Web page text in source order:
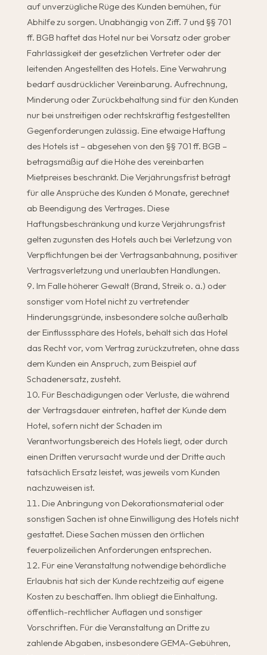
auf unverzügliche Rüge des Kunden bemühen, für
Abhilfe zu sorgen. Unabhängig von Ziff. 7 und §§ 701
ff. BGB haftet das Hotel nur bei Vorsatz oder grober
Fahrlässigkeit der gesetzlichen Vertreter oder der
leitenden Angestellten des Hotels. Eine Verwahrung
bedarf ausdrücklicher Vereinbarung. Aufrechnung,
Minderung oder Zurückbehaltung sind für den Kunden
nur bei unstreitigen oder rechtskräftig festgestellten
Gegenforderungen zulässig. Eine etwaige Haftung
des Hotels ist – abgesehen von den §§ 701 ff. BGB –
betragsmäßig auf die Höhe des vereinbarten
Mietpreises beschränkt. Die Verjährungsfrist beträgt
für alle Ansprüche des Kunden 6 Monate, gerechnet
ab Beendigung des Vertrages. Diese
Haftungsbeschränkung und kurze Verjährungsfrist
gelten zugunsten des Hotels auch bei Verletzung von
Verpflichtungen bei der Vertragsanbahnung, positiver
Vertragsverletzung und unerlaubten Handlungen.
Im Falle höherer Gewalt (Brand, Streik o. ä.) oder
sonstiger vom Hotel nicht zu vertretender
Hinderungsgründe, insbesondere solche außerhalb
der Einflusssphäre des Hotels, behält sich das Hotel
das Recht vor, vom Vertrag zurückzutreten, ohne dass
dem Kunden ein Anspruch, zum Beispiel auf
Schadenersatz, zusteht.
Für Beschädigungen oder Verluste, die während
der Vertragsdauer eintreten, haftet der Kunde dem
Hotel, sofern nicht der Schaden im
Verantwortungsbereich des Hotels liegt, oder durch
einen Dritten verursacht wurde und der Dritte auch
tatsächlich Ersatz leistet, was jeweils vom Kunden
nachzuweisen ist.
Die Anbringung von Dekorationsmaterial oder
sonstigen Sachen ist ohne Einwilligung des Hotels nicht
gestattet. Diese Sachen müssen den örtlichen
feuerpolizeilichen Anforderungen entsprechen.
Für eine Veranstaltung notwendige behördliche
Erlaubnis hat sich der Kunde rechtzeitig auf eigene
Kosten zu beschaffen. Ihm obliegt die Einhaltung.
öffentlich-rechtlicher Auflagen und sonstiger
Vorschriften. Für die Veranstaltung an Dritte zu
zahlende Abgaben, insbesondere GEMA-Gebühren,